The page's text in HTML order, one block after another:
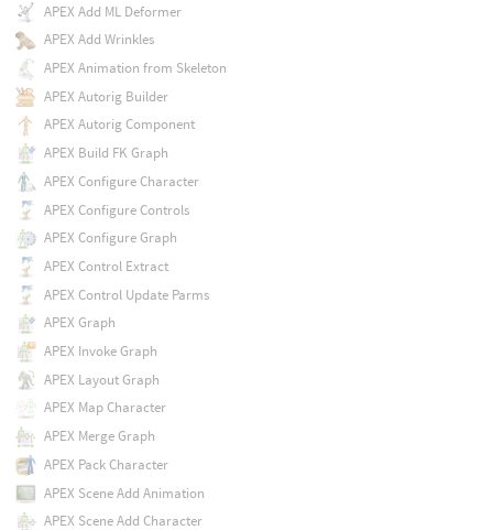
APEX Add ML Deformer
APEX Add Wrinkles
APEX Animation from Skeleton
APEX Autorig Builder
APEX Autorig Component
APEX Build FK Graph
APEX Configure Character
APEX Configure Controls
APEX Configure Graph
APEX Control Extract
APEX Control Update Parms
APEX Graph
APEX Invoke Graph
APEX Layout Graph
APEX Map Character
APEX Merge Graph
APEX Pack Character
APEX Scene Add Animation
APEX Scene Add Character